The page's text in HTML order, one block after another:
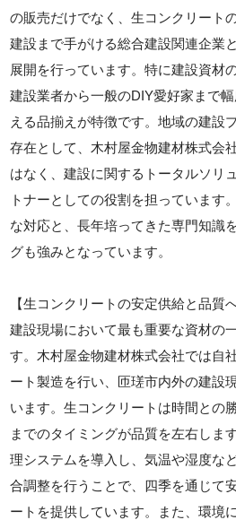
の販売だけでなく、生コンクリート
建設まで手がける総合建設関連企業
展開を行っています。特に建設資材
建設業者から一般のDIY愛好家まで
える品揃えが特徴です。地域の建設
存在として、木村屋金物建材株式会
はなく、建設に関するトータルソリ
トナーとしての役割を担っています
な対応と、長年培ってきた専門知識
グも強みとなっています。
【生コンクリートの安定供給と品質
建設現場において最も重要な資材の
す。木村屋金物建材株式会社では自
ート製造を行い、匝瑳市内外の建設
います。生コンクリートは時間との
までのタイミングが品質を左右しま
理システムを導入し、気温や湿度な
合調整を行うことで、四季を通じて
ートを提供しています。また、環境